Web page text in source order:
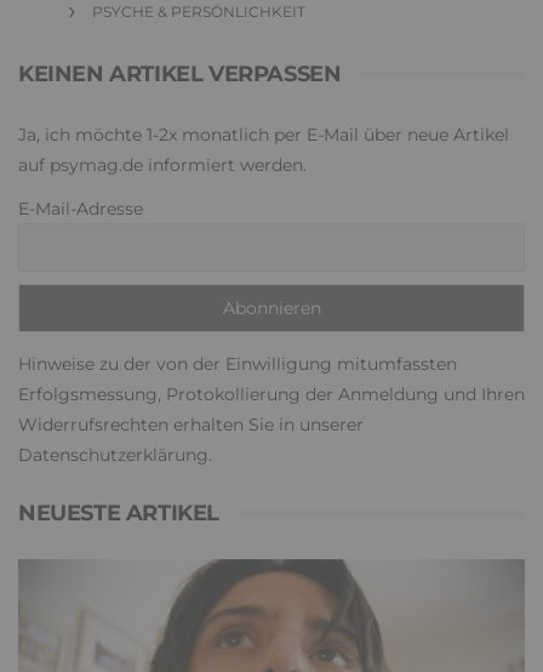
PSYCHE & PERSÖNLICHKEIT
KEINEN ARTIKEL VERPASSEN
Ja, ich möchte 1-2x monatlich per E-Mail über neue Artikel
auf psymag.de informiert werden.
E-Mail-Adresse
Hinweise zu der von der Einwilligung mitumfassten
Erfolgsmessung, Protokollierung der Anmeldung und Ihren
Widerrufsrechten erhalten Sie in unserer
Datenschutzerklärung.
NEUESTE ARTIKEL